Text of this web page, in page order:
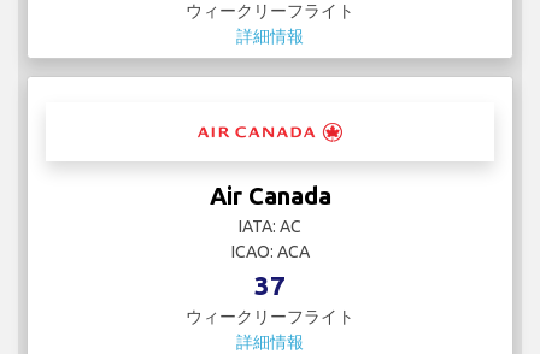
ウィークリーフライト
詳細情報
Air Canada
IATA: AC
ICAO: ACA
37
ウィークリーフライト
詳細情報